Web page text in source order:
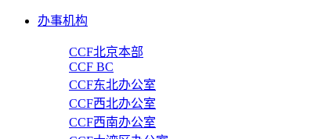
办事机构
CCF北京本部
CCF BC
CCF东北办公室
CCF西北办公室
CCF西南办公室